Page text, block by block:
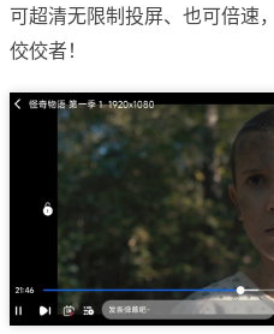
可超清无限制投屏、也可倍速
佼佼者！